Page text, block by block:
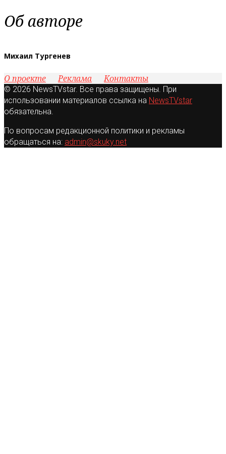
Об авторе
Михаил Тургенев
О проекте Реклама Контакты
© 2026 NewsTVstar. Все права защищены. При
использовании материалов ссылка на NewsTVstar
обязательна.
По вопросам редакционной политики и рекламы
обращаться на: admin@skuky.net